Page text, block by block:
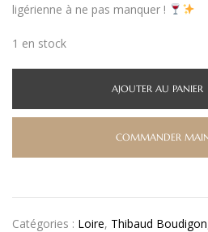
ligérienne à ne pas manquer !
1 en stock
AJOUTER AU PANIER
COMMANDER
Catégories : Loire, Thibaud Boudigon